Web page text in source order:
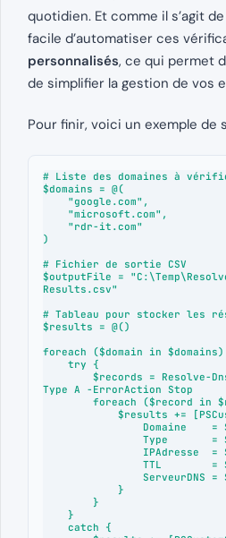
quotidien. Et comme il s’agit
facile d’automatiser ces
personnalisés, ce qui permet
de simplifier la gestion de vos
Pour finir, voici un exemple de
# Liste des domaines à
$domains = @(
)
# Fichier de sortie CSV
$outputFile =
Results.csv"
# Tableau pour stocker les
$results = @()
foreach ($domain in
Type A -ErrorAction Stop